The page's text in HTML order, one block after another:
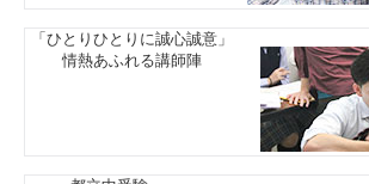
「ひとりひとりに誠心誠意」
情熱あふれる講師陣